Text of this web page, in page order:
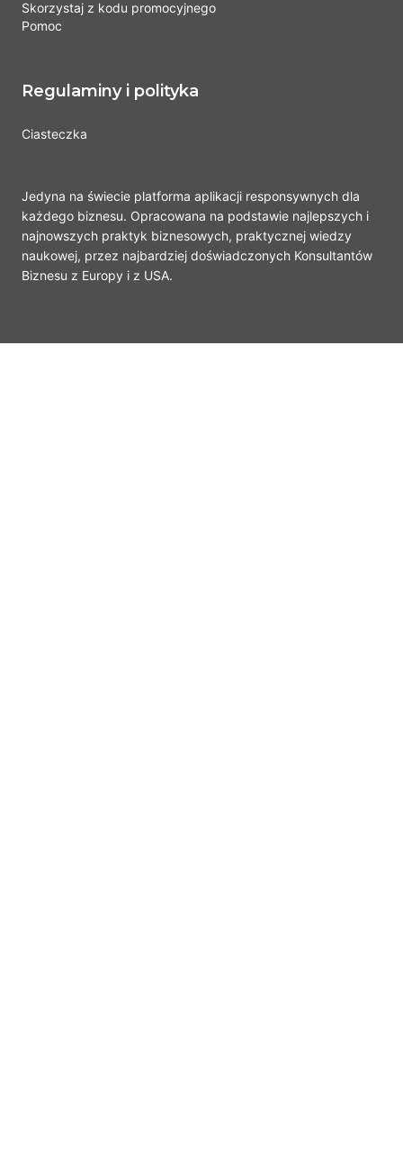
Skorzystaj z kodu promocyjnego
Pomoc
Regulaminy i polityka
Ciasteczka
Jedyna na świecie platforma aplikacji responsywnych dla
każdego biznesu. Opracowana na podstawie najlepszych i
najnowszych praktyk biznesowych, praktycznej wiedzy
naukowej, przez najbardziej doświadczonych Konsultantów
Biznesu z Europy i z USA.